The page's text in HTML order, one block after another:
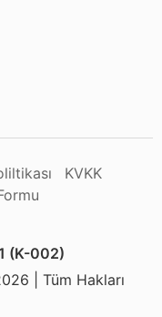
KVKK
(K-002)
| Tüm Hakları